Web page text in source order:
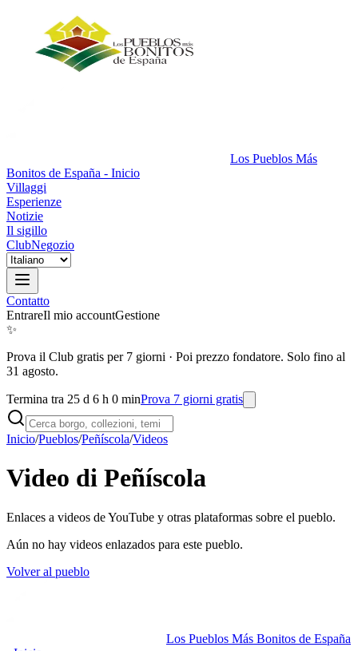
Los Pueblos Más
Bonitos de España - Inicio
Villaggi
Esperienze
Notizie
Il sigillo
ClubNegozio
Contatto
EntrareIl mio accountGestione
✨
Prova il Club gratis per 7 giorni · Poi prezzo fondatore. Solo fino al
31 agosto.
Termina tra 25 d 6 h 0 minProva 7 giorni gratis
Inicio/Pueblos/Peñíscola/Videos
Video di Peñíscola
Enlaces a videos de YouTube y otras plataformas sobre el pueblo.
Aún no hay videos enlazados para este pueblo.
Volver al pueblo
Los Pueblos Más Bonitos de España